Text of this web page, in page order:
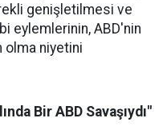
genişletilmesi ve
eylemlerinin, ABD'nin
olma niyetini
Bir ABD Savaşıydı"